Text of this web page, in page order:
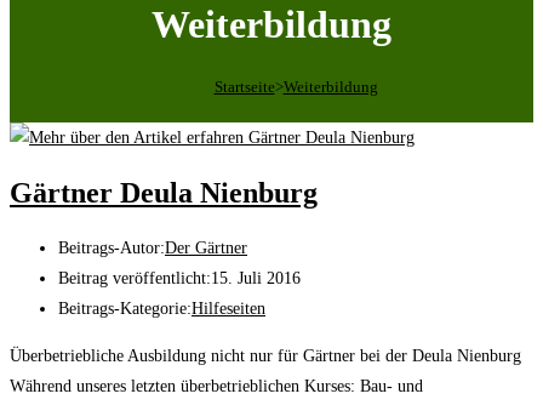
Weiterbildung
Startseite>Weiterbildung
Gärtner Deula Nienburg
Beitrags-Autor:Der Gärtner
Beitrag veröffentlicht:15. Juli 2016
Beitrags-Kategorie:Hilfeseiten
Überbetriebliche Ausbildung nicht nur für Gärtner bei der Deula Nienburg
Während unseres letzten überbetrieblichen Kurses: Bau- und